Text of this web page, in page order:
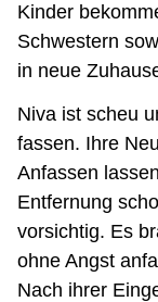
Kinder
Schwestern
in neue
Niva ist scheu
fassen. Ihre
Anfassen
Entfernung
vorsichtig. Es
ohne Angst
Nach ihrer